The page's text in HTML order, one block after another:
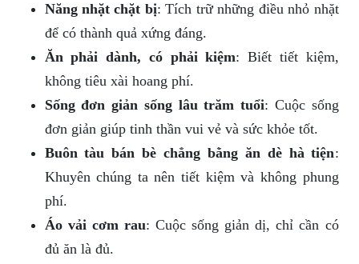
Năng nhặt chặt bị: Tích trữ những điều nhỏ nhặt
để có thành quả xứng đáng.
Ăn phải dành, có phải kiệm: Biết tiết kiệm,
không tiêu xài hoang phí.
Sống đơn giản sống lâu trăm tuổi: Cuộc sống
đơn giản giúp tinh thần vui vẻ và sức khỏe tốt.
Buôn tàu bán bè chẳng bằng ăn dè hà tiện:
Khuyên chúng ta nên tiết kiệm và không phung
phí.
Áo vải cơm rau: Cuộc sống giản dị, chỉ cần có
đủ ăn là đủ.